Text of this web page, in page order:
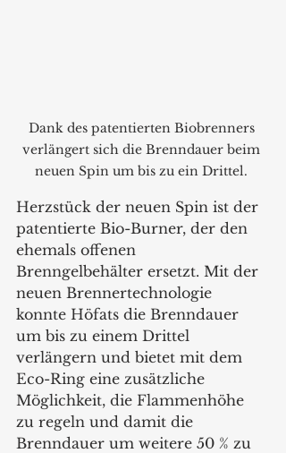
Dank des patentierten Biobrenners
verlängert sich die Brenndauer beim
neuen Spin um bis zu ein Drittel.
Herzstück der neuen Spin ist der
patentierte Bio-Burner, der den
ehemals offenen
Brenngelbehälter ersetzt. Mit der
neuen Brennertechnologie
konnte Höfats die Brenndauer
um bis zu einem Drittel
verlängern und bietet mit dem
Eco-Ring eine zusätzliche
Möglichkeit, die Flammenhöhe
zu regeln und damit die
Brenndauer um weitere 50 % zu